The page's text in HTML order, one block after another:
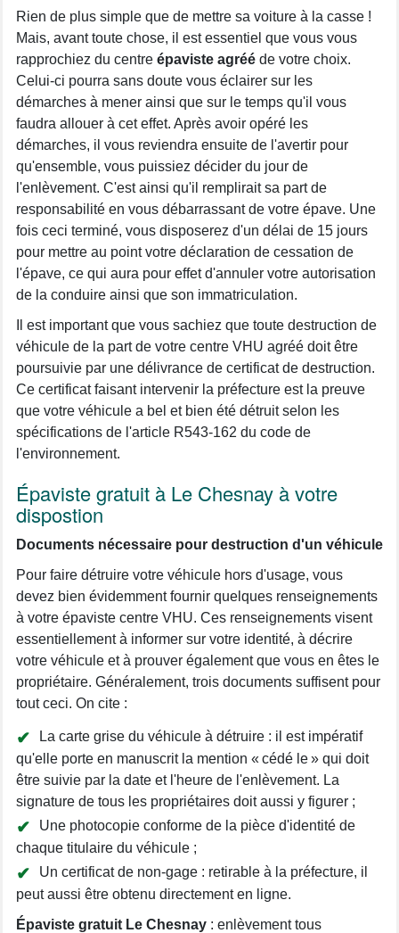
Rien de plus simple que de mettre sa voiture à la casse !
Mais, avant toute chose, il est essentiel que vous vous
rapprochiez du centre épaviste agréé de votre choix.
Celui-ci pourra sans doute vous éclairer sur les
démarches à mener ainsi que sur le temps qu'il vous
faudra allouer à cet effet. Après avoir opéré les
démarches, il vous reviendra ensuite de l'avertir pour
qu'ensemble, vous puissiez décider du jour de
l'enlèvement. C'est ainsi qu'il remplirait sa part de
responsabilité en vous débarrassant de votre épave. Une
fois ceci terminé, vous disposerez d'un délai de 15 jours
pour mettre au point votre déclaration de cessation de
l'épave, ce qui aura pour effet d'annuler votre autorisation
de la conduire ainsi que son immatriculation.
Il est important que vous sachiez que toute destruction de
véhicule de la part de votre centre VHU agréé doit être
poursuivie par une délivrance de certificat de destruction.
Ce certificat faisant intervenir la préfecture est la preuve
que votre véhicule a bel et bien été détruit selon les
spécifications de l'article R543-162 du code de
l'environnement.
Épaviste gratuit à Le Chesnay à votre
dispostion
Documents nécessaire pour destruction d'un véhicule
Pour faire détruire votre véhicule hors d'usage, vous
devez bien évidemment fournir quelques renseignements
à votre épaviste centre VHU. Ces renseignements visent
essentiellement à informer sur votre identité, à décrire
votre véhicule et à prouver également que vous en êtes le
propriétaire. Généralement, trois documents suffisent pour
tout ceci. On cite :
La carte grise du véhicule à détruire : il est impératif
qu'elle porte en manuscrit la mention « cédé le » qui doit
être suivie par la date et l'heure de l'enlèvement. La
signature de tous les propriétaires doit aussi y figurer ;
Une photocopie conforme de la pièce d'identité de
chaque titulaire du véhicule ;
Un certificat de non-gage : retirable à la préfecture, il
peut aussi être obtenu directement en ligne.
Épaviste gratuit Le Chesnay : enlèvement tous